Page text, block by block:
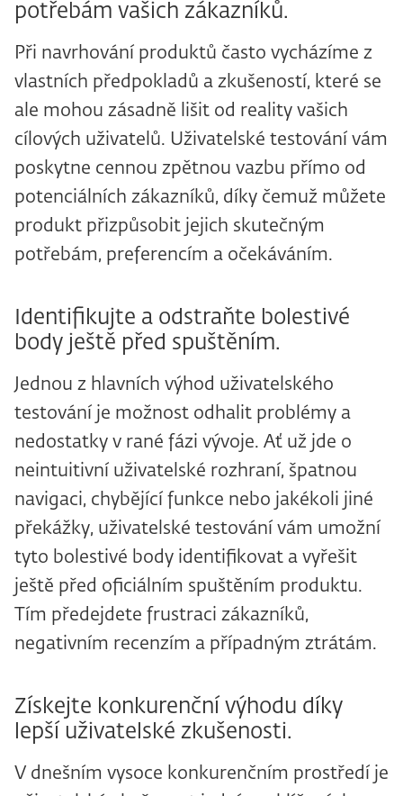
potřebám vašich zákazníků.
Při navrhování produktů často vycházíme z
vlastních předpokladů a zkušeností, které se
ale mohou zásadně lišit od reality vašich
cílových uživatelů. Uživatelské testování vám
poskytne cennou zpětnou vazbu přímo od
potenciálních zákazníků, díky čemuž můžete
produkt přizpůsobit jejich skutečným
potřebám, preferencím a očekáváním.
Identifikujte a odstraňte bolestivé
body ještě před spuštěním.
Jednou z hlavních výhod uživatelského
testování je možnost odhalit problémy a
nedostatky v rané fázi vývoje. Ať už jde o
neintuitivní uživatelské rozhraní, špatnou
navigaci, chybějící funkce nebo jakékoli jiné
překážky, uživatelské testování vám umožní
tyto bolestivé body identifikovat a vyřešit
ještě před oficiálním spuštěním produktu.
Tím předejdete frustraci zákazníků,
negativním recenzím a případným ztrátám.
Získejte konkurenční výhodu díky
lepší uživatelské zkušenosti.
V dnešním vysoce konkurenčním prostředí je